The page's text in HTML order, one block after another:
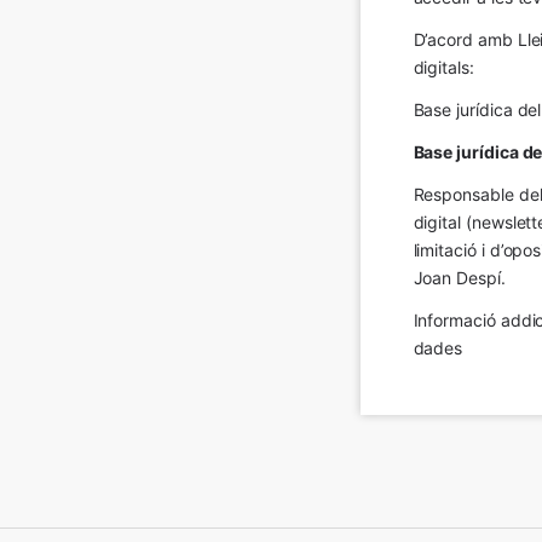
D’acord amb
digitals:
Base jurídica
Base jurídica
Responsable
digital
limitació i
Joan Despí.
Informació
dades